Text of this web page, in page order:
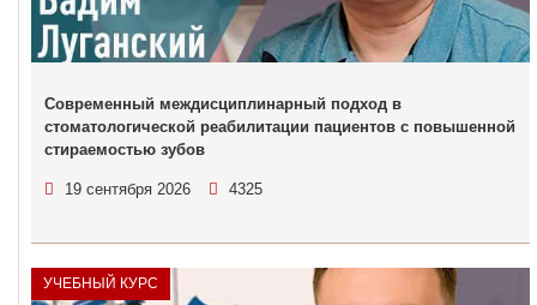
Современный междисциплинарный подход в
стоматологической реабилитации пациентов с повышенной
стираемостью зубов
19 сентября 2026 4325
УЧЕБНЫЙ КУРС